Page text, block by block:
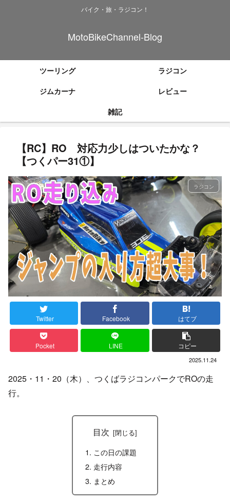
バイク・旅・ラジコン！
MotoBikeChannel-Blog
ツーリング
ラジコン
ジムカーナ
レビュー
雑記
【RC】RO 対応力少しはついたかな？
【つくパー31①】
ラジコン
Twitter Facebook はてブ
Pocket LINE コピー
2025.11.24
2025・11・20（木）、つくばラジコンパークでROの走
行。
目次
この日の課題
走行内容
まとめ